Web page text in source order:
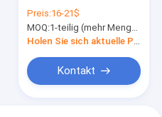
Leitungsdrähten
G3123S
Preis:16-21$
MOQ:1-teilig (mehr Menge mit besserem Rabatt)
Holen Sie sich aktuelle Preis
Kontakt